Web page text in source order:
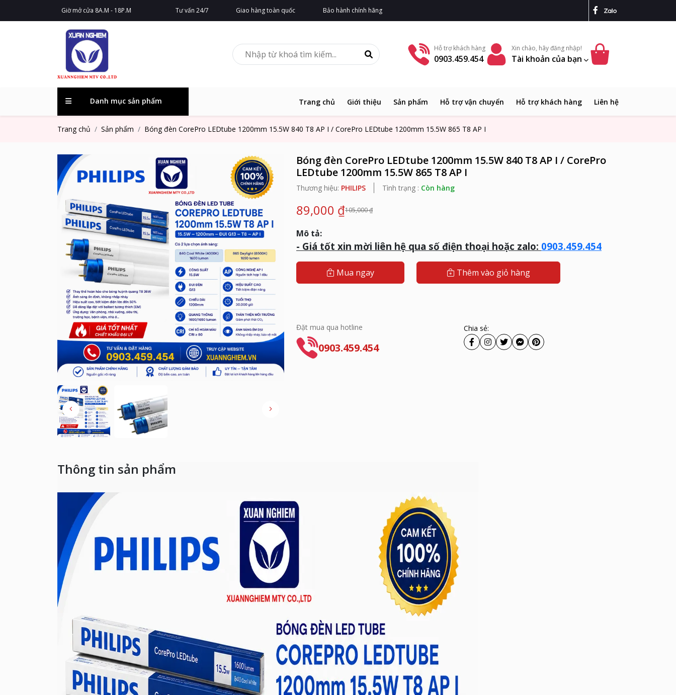
Giờ mở cửa 8A.M - 18P.M Tư vấn 24/7 Giao hàng toàn quốc Bảo hành chính hãng
Hỗ trợ khách hàng
0903.459.454
Xin chào, hãy đăng nhập!
Tài khoản của bạn
Danh mục sản phẩm Trang chủ Giới thiệu Sản phẩm Hỗ trợ vận chuyển Hỗ trợ khách hàng Liên hệ
Trang chủ Sản phẩm Bóng đèn CorePro LEDtube 1200mm 15.5W 840 T8 AP I / CorePro LEDtube 1200mm 15.5W 865 T8 AP I
Bóng đèn CorePro LEDtube 1200mm 15.5W 840 T8 AP I / CorePro
LEDtube 1200mm 15.5W 865 T8 AP I
Thương hiệu: PHILIPS Tình trạng : Còn hàng
89,000 ₫105,000 ₫
Mô tả:
- Giá tốt xin mời liên hệ qua số điện thoại hoặc zalo: 0903.459.454
Mua ngay Thêm vào giỏ hàng
Đặt mua qua hotline
0903.459.454
Chia sẻ:
Thông tin sản phẩm